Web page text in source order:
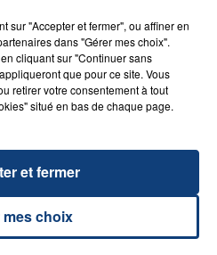
ORELSAN
11h48
11h48
sur "Accepter et fermer", ou affiner en
dans "Gérer mes choix".
cliquant sur "Continuer sans
que pour ce site. Vous
retirer votre consentement à tout
situé en bas de chaque page.
mes choix
et fermer